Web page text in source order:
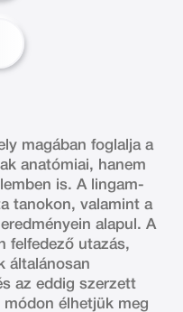
magában foglalja a
anatómiai, hanem
is. A lingam-
tanokon, valamint a
alapul. A
felfedező utazás,
általánosan
az eddig szerzett
élhetjük meg